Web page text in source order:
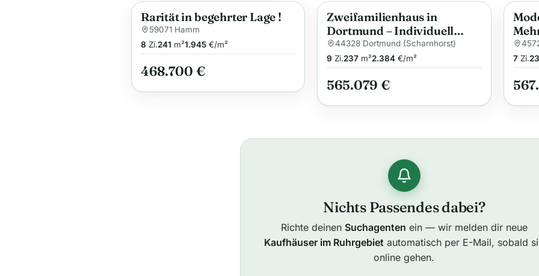
Anzeige
Rarität in begehrter Lage !
59071 Hamm
8 Zi.241 m²1.945 €/m²
468.700 €
Anzeige
Zweifamilienhaus in
Dortmund – Individuell
geplant, komfortabel und
energieeffizient
44328 Dortmund (Scharnhorst)
9 Zi.237 m²2.384 €/m²
565.079 €
7Zi.
Nichts Passendes dabei?
Richte deinen Suchagenten ein — wir melden dir neue
Kaufhäuser im Ruhrgebiet automatisch per E-Mail, sobald
online gehen.